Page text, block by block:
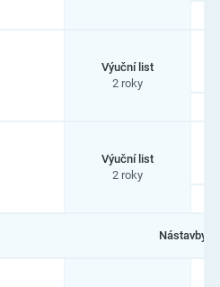
Výuční list
2 roky
Výuční list
2 roky
Nástavby: